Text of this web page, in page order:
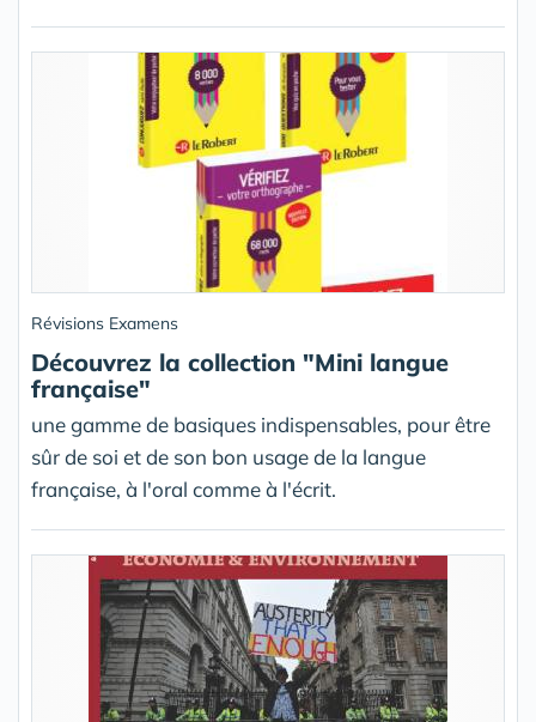
Révisions Examens
Découvrez la collection "Mini langue
française"
une gamme de basiques indispensables, pour être
sûr de soi et de son bon usage de la langue
française, à l'oral comme à l'écrit.